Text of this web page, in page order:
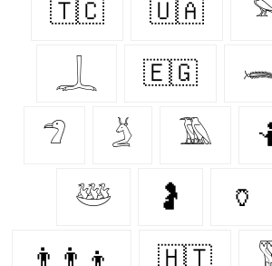
🇹🇨 🇺🇦
𓆆 🇪🇬
𓅿 𓄄 𓅀
𓅸 🤰 🏺
👨‍👨‍👦 🇭🇹